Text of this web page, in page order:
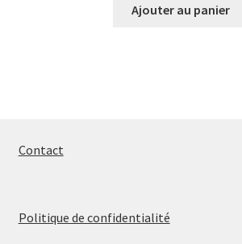
Ajouter au panier
Contact
Politique de confidentialité